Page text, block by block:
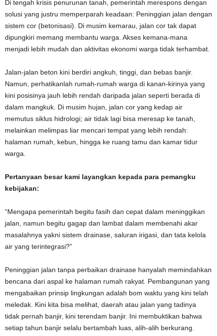
Di tengah krisis penurunan tanah, pemerintah merespons dengan
solusi yang justru memperparah keadaan: Peninggian jalan dengan
sistem cor (betonisasi). Di musim kemarau, jalan cor tak dapat
dipungkiri memang membantu warga. Akses kemana-mana
menjadi lebih mudah dan aktivitas ekonomi warga tidak terhambat.
Jalan-jalan beton kini berdiri angkuh, tinggi, dan bebas banjir.
Namun, perhatikanlah rumah-rumah warga di kanan-kirinya yang
kini posisinya jauh lebih rendah daripada jalan seperti berada di
dalam mangkuk. Di musim hujan, jalan cor yang kedap air
memutus siklus hidrologi; air tidak lagi bisa meresap ke tanah,
melainkan melimpas liar mencari tempat yang lebih rendah:
halaman rumah, kebun, hingga ke ruang tamu dan kamar tidur
warga.
Pertanyaan besar kami layangkan kepada para pemangku
kebijakan:
“Mengapa pemerintah begitu fasih dan cepat dalam meninggikan
jalan, namun begitu gagap dan lambat dalam membenahi akar
masalahnya yakni sistem drainase, saluran irigasi, dan tata kelola
air yang terintegrasi?”
Peninggian jalan tanpa perbaikan drainase hanyalah memindahkan
bencana dari aspal ke halaman rumah rakyat. Pembangunan yang
mengabaikan prinsip lingkungan adalah bom waktu yang kini telah
meledak. Kini kita bisa melihat, daerah atau jalan yang tadinya
tidak pernah banjir, kini terendam banjir. Ini membuktikan bahwa
setiap tahun banjir selalu bertambah luas, alih-alih berkurang.